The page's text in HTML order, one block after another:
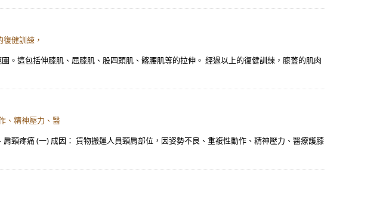
健訓練，
這包括伸膝肌、屈膝肌、股四頭肌、髂腰肌等的拉伸。 經過以上的復健訓練，膝蓋的肌肉
、精神壓力、醫
頸疼痛 (一) 成因： 貨物搬運人員頸肩部位，因姿勢不良、重複性動作、精神壓力、醫療護膝